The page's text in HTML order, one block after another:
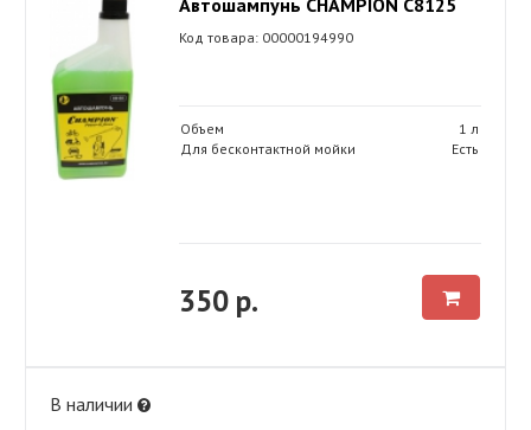
Код товара: 00000194990
Объем
1 л
Для бесконтактной мойки
Есть
350 р.
В наличии